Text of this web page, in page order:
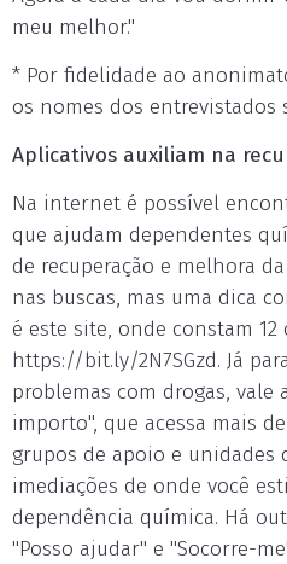
meu melhor."
* Por fidelidade ao
os nomes dos entrevistados
Aplicativos auxiliam na
Na internet é possível
que ajudam dependentes
de recuperação e melhora
nas buscas, mas uma dica
é este site, onde constam 12
https://bit.ly/2N7SGzd. Já
problemas com drogas, vale
importo", que acessa mais
grupos de apoio e unidades
imediações de onde você
dependência química. Há
"Posso ajudar" e "Socorre-